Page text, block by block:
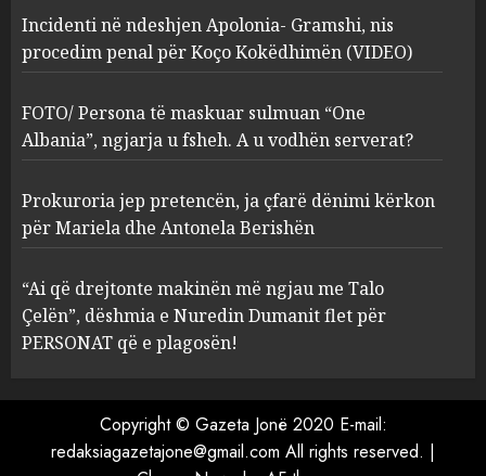
3
FOTO/ Persona të maskuar
sulmuan “One Albania”,
ngjarja u fsheh. A u vodhën
serverat?
MARCH 25, 2025
4
Prokuroria jep pretencën, ja
çfarë dënimi kërkon për
Berishën
MARCH 25, 2025
ngjau me Talo Çelën”,
dëshmia e Nuredin Dumanit
flet për PERSONAT që e
Incidenti në ndeshjen Apolonia- Gramshi, nis
procedim penal për Koço Kokëdhimën (VIDEO)
FOTO/ Persona të maskuar sulmuan “One
Albania”, ngjarja u fsheh. A u vodhën serverat?
Prokuroria jep pretencën, ja çfarë dënimi kërkon
për Mariela dhe Antonela Berishën
“Ai që drejtonte makinën më ngjau me Talo
Çelën”, dëshmia e Nuredin Dumanit flet për
PERSONAT që e plagosën!
Copyright © Gazeta Jonë 2020 E-mail:
redaksiagazetajone@gmail.com All rights reserved. |